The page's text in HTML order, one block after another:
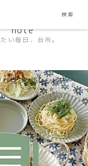
見つかるレシピ帖〜
note
い毎日、台所。
検索